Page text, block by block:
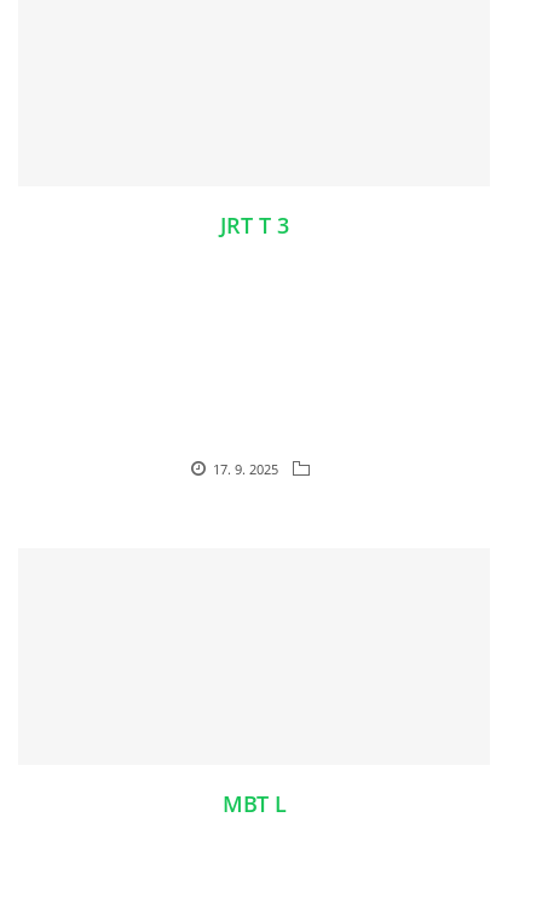
JRT T 3
17. 9. 2025
MBT L